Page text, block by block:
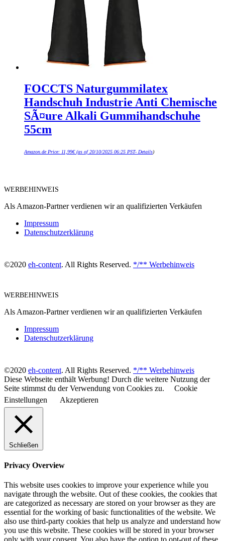
FOCCTS Naturgummilatex
Handschuh Industrie Anti Chemische
SÃ¤ure Alkali Gummihandschuhe
55cm
Amazon.de Price: 11,99€(as of 20/10/2025 06:25 PST- Details)
WERBEHINWEIS
Als Amazon-Partner verdienen wir an qualifizierten Verkäufen
Impressum
Datenschutzerklärung
©2020 eh-content. All Rights Reserved. */** Werbehinweis
WERBEHINWEIS
Als Amazon-Partner verdienen wir an qualifizierten Verkäufen
Impressum
Datenschutzerklärung
©2020 eh-content. All Rights Reserved. */** Werbehinweis
Diese Webseite enthält Werbung! Durch die weitere Nutzung der
Seite stimmst du der Verwendung von Cookies zu.
Cookie
Einstellungen
Akzeptieren
Schließen
Privacy Overview
This website uses cookies to improve your experience while you
navigate through the website. Out of these cookies, the cookies that
are categorized as necessary are stored on your browser as they are
essential for the working of basic functionalities of the website. We
also use third-party cookies that help us analyze and understand how
you use this website. These cookies will be stored in your browser